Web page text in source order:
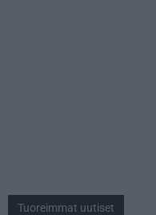
Tuoreimmat uutiset